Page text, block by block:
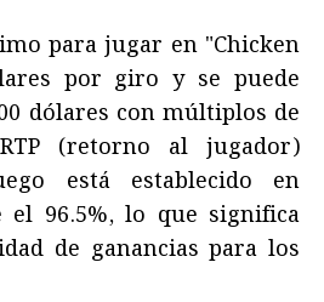
para jugar en "Chicken
por giro y se puede
dólares con múltiplos de
(retorno al jugador)
está establecido en
el 96.5%, lo que significa
de ganancias para los